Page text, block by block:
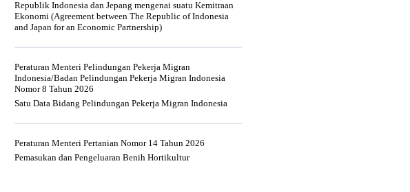
Republik Indonesia dan Jepang mengenai suatu Kemitraan
Ekonomi (Agreement between The Republic of Indonesia
and Japan for an Economic Partnership)
Peraturan Menteri Pelindungan Pekerja Migran
Indonesia/Badan Pelindungan Pekerja Migran Indonesia
Nomor 8 Tahun 2026
Satu Data Bidang Pelindungan Pekerja Migran Indonesia
Peraturan Menteri Pertanian Nomor 14 Tahun 2026
Pemasukan dan Pengeluaran Benih Hortikultur